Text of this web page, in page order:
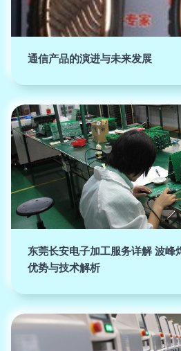
通信产品的演进与未来发展
东莞长安电子加工服务详解 波峰
优势与技术解析